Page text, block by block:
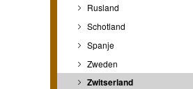
Rusland
Schotland
Spanje
Zweden
Zwitserland